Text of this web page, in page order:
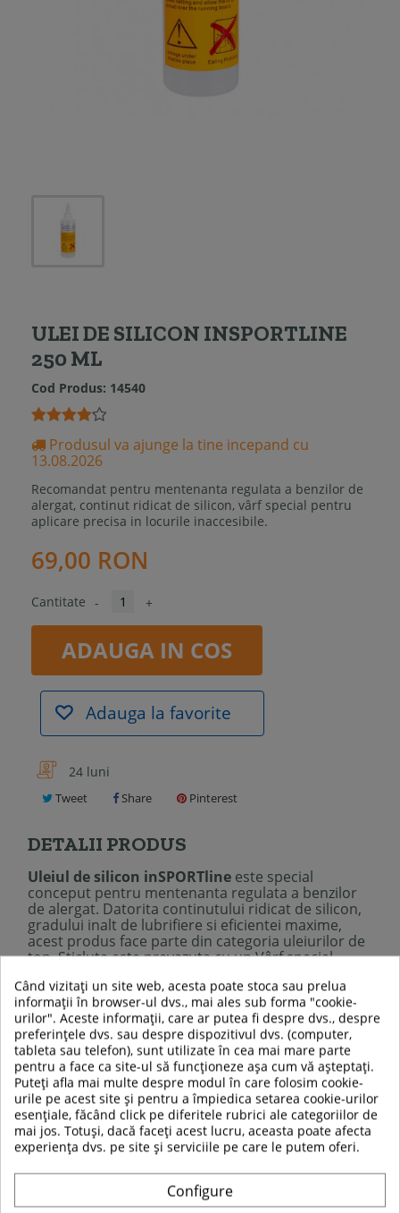
ULEI DE SILICON INSPORTLINE
250 ML
Cod Produs: 14540
Produsul va ajunge la tine incepand cu
13.08.2026
Recomandat pentru mentenanta regulata a benzilor de
alergat, continut ridicat de silicon, vârf special pentru
aplicare precisa in locurile inaccesibile.
69,00 RON
Cantitate - +
ADAUGA IN COS
Adauga la favorite
24 luni
Tweet Share Pinterest
DETALII PRODUS
Uleiul de silicon inSPORTline este special
conceput pentru mentenanta regulata a benzilor
de alergat. Datorita continutului ridicat de silicon,
gradului inalt de lubrifiere si eficientei maxime,
acest produs face parte din categoria uleiurilor de
top. Sticluta este prevazuta cu un Vârf special
Continutul unei sticlute este de ajuns pentru toata
durata de functionare a unei benzi de alergat.
Descriere:
Continut ridicat de silicon
Destinat pentru intretinerea benzilor de alergat
Eficienta ridicata
Grad inalt de lubrifiere
Vârf special pentru aplicare precisa
Volum: 250 ml.
Când vizitați un site web, acesta poate stoca sau prelua
informații în browser-ul dvs., mai ales sub forma "cookie-
urilor". Aceste informații, care ar putea fi despre dvs., despre
preferințele dvs. sau despre dispozitivul dvs. (computer,
tableta sau telefon), sunt utilizate în cea mai mare parte
pentru a face ca site-ul să funcționeze așa cum vă așteptați.
Puteți afla mai multe despre modul în care folosim cookie-
urile pe acest site și pentru a împiedica setarea cookie-urilor
esențiale, făcând click pe diferitele rubrici ale categoriilor de
mai jos. Totuși, dacă faceți acest lucru, aceasta poate afecta
experiența dvs. pe site și serviciile pe care le putem oferi.
Configure